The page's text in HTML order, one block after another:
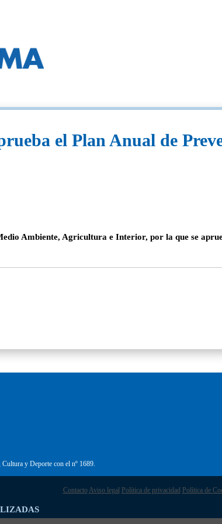
el Plan Anual de
Ambiente, Agricultura e Interior, por la que se
y Deporte con el nº 1689.
Contacto Aviso legal Política de privacidad Política de